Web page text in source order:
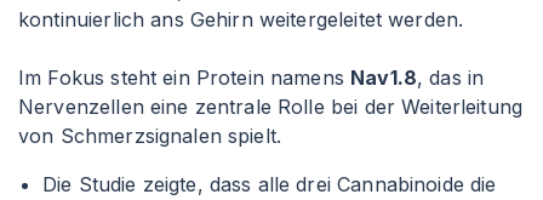
kontinuierlich ans Gehirn weitergeleitet werden.
Im Fokus steht ein Protein namens Nav1.8, das in
Nervenzellen eine zentrale Rolle bei der Weiterleitung
von Schmerzsignalen spielt.
Die Studie zeigte, dass alle drei Cannabinoide die